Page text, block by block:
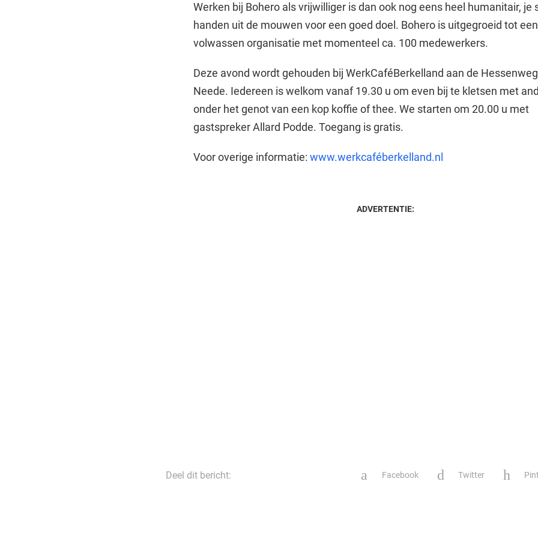
Werken bij Bohero als vrijwilliger is dan ook nog eens heel humanitair, je
handen uit de mouwen voor een goed doel. Bohero is uitgegroeid tot een
volwassen organisatie met momenteel ca. 100 medewerkers.
Deze avond wordt gehouden bij WerkCaféBerkelland aan de
Neede. Iedereen is welkom vanaf 19.30 u om even bij te kletsen met
onder het genot van een kop koffie of thee. We starten om 20.00 u met
gastspreker Allard Podde. Toegang is gratis.
Voor overige informatie: www.werkcaféberkelland.nl
ADVERTENTIE:
Deel dit bericht: Facebook Twitter